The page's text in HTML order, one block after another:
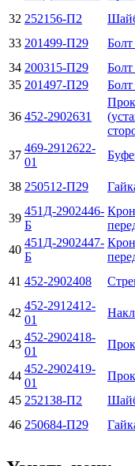
32 252156-П2
33 201499-П29
34 200315-П29
35 201497-П29
36 452-2902631
37
469-2912622-
01
38 250512-П29
39
451Д-2902446-
Б
40
451Д-2902447-
Б
41 452-2902408
42
452-2912412-
01
43
452-2902418-
01
44
452-2902419-
01
45 252138-П2
46 250684-П29